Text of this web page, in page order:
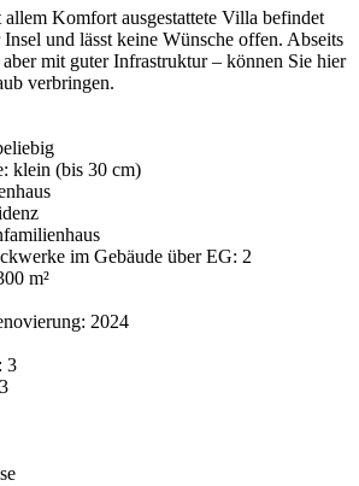
Komfort ausgestattete Villa befindet
und lässt keine Wünsche offen. Abseits
mit guter Infrastruktur – können Sie hier
verbringen.
klein (bis 30 cm)
im Gebäude über EG: 2
m²
2024
3